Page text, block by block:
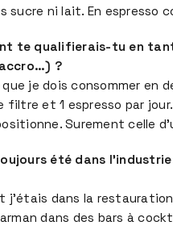
sucre ni lait. En espresso
te qualifierais-tu en
?
je dois consommer en
filtre et 1 espresso par
Surement celle
été dans
j’étais dans la
dans des bars à